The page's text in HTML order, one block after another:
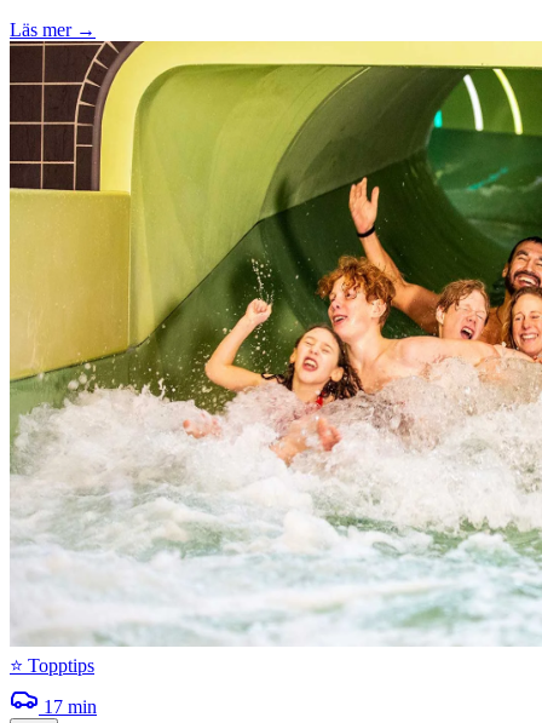
Läs mer →
⭐ Topptips
17 min